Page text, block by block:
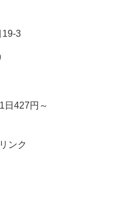
19-3
427円～
ンク